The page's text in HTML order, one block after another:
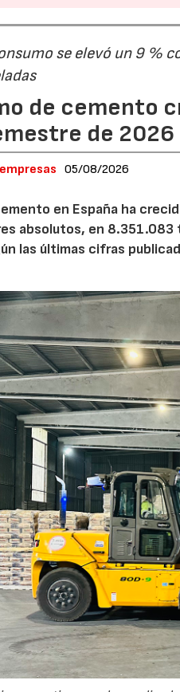
se elevó un 9 %
de cemento
de 2026
05/08/2026
en España ha
absolutos, en
las últimas cifras